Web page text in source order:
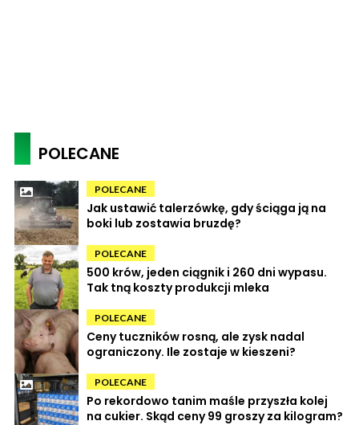
POLECANE
POLECANE
Jak ustawić talerzówkę, gdy ściąga ją na
boki lub zostawia bruzdę?
POLECANE
500 krów, jeden ciągnik i 260 dni wypasu.
Tak tną koszty produkcji mleka
POLECANE
Ceny tuczników rosną, ale zysk nadal
ograniczony. Ile zostaje w kieszeni?
POLECANE
Po rekordowo tanim maśle przyszła kolej
na cukier. Skąd ceny 99 groszy za kilogram?